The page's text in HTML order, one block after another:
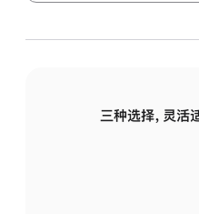
三种选择，灵活